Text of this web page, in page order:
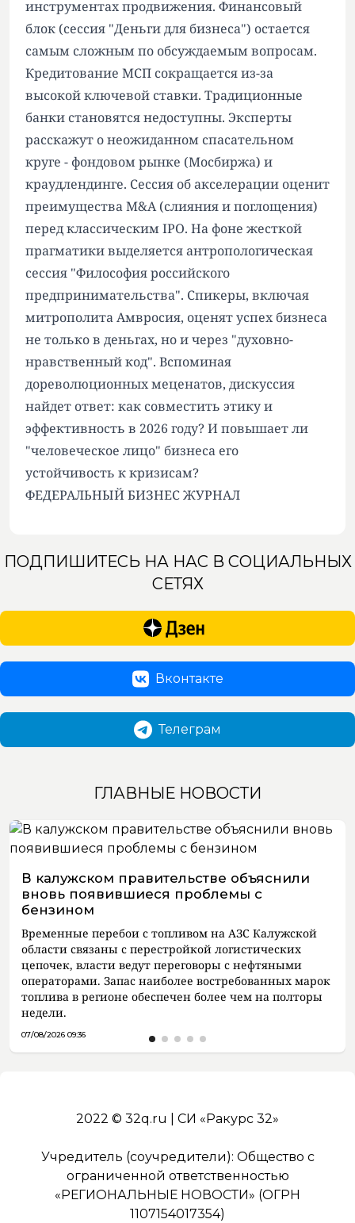
инструментах продвижения. Финансовый
блок (сессия "Деньги для бизнеса") остается
самым сложным по обсуждаемым вопросам.
Кредитование МСП сокращается из-за
высокой ключевой ставки. Традиционные
банки становятся недоступны. Эксперты
расскажут о неожиданном спасательном
круге - фондовом рынке (Мосбиржа) и
краудлендинге. Сессия об акселерации оценит
преимущества M&A (слияния и поглощения)
перед классическим IPO. На фоне жесткой
прагматики выделяется антропологическая
сессия "Философия российского
предпринимательства". Спикеры, включая
митрополита Амвросия, оценят успех бизнеса
не только в деньгах, но и через "духовно-
нравственный код". Вспоминая
дореволюционных меценатов, дискуссия
найдет ответ: как совместить этику и
эффективность в 2026 году? И повышает ли
"человеческое лицо" бизнеса его
устойчивость к кризисам?
ФЕДЕРАЛЬНЫЙ БИЗНЕС ЖУРНАЛ
ПОДПИШИТЕСЬ НА НАС В СОЦИАЛЬНЫХ
СЕТЯХ
Вконтакте
Телеграм
ГЛАВНЫЕ НОВОСТИ
В калужском правительстве объяснили
вновь появившиеся проблемы с
бензином
Временные перебои с топливом на АЗС Калужской
области связаны с перестройкой логистических
цепочек, власти ведут переговоры с нефтяными
операторами. Запас наиболее востребованных марок
топлива в регионе обеспечен более чем на полторы
недели.
07/08/2026 09:36
2022 © 32q.ru | СИ «Ракурс 32»
Учредитель (соучредители): Общество с
ограниченной ответственностью
«РЕГИОНАЛЬНЫЕ НОВОСТИ» (ОГРН
1107154017354)